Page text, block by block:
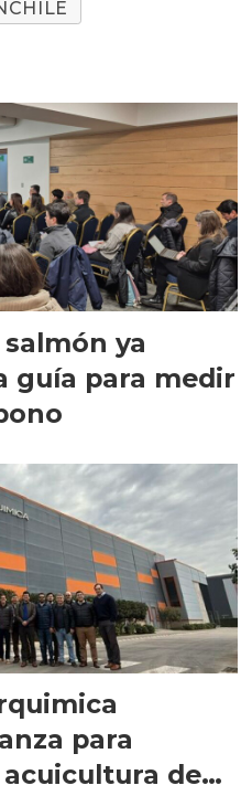
ya
guía para medir
para
de